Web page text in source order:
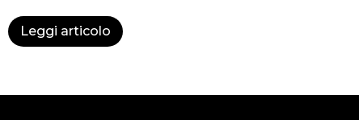
Leggi articolo